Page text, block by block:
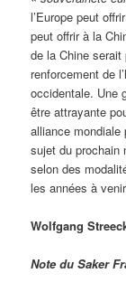
l’Europe peut
peut offrir à la
de la Chine serait
renforcement de
occidentale. Une
être attrayante
alliance mondiale
sujet du prochain
selon des
les années à
Wolfgang
Note du Saker